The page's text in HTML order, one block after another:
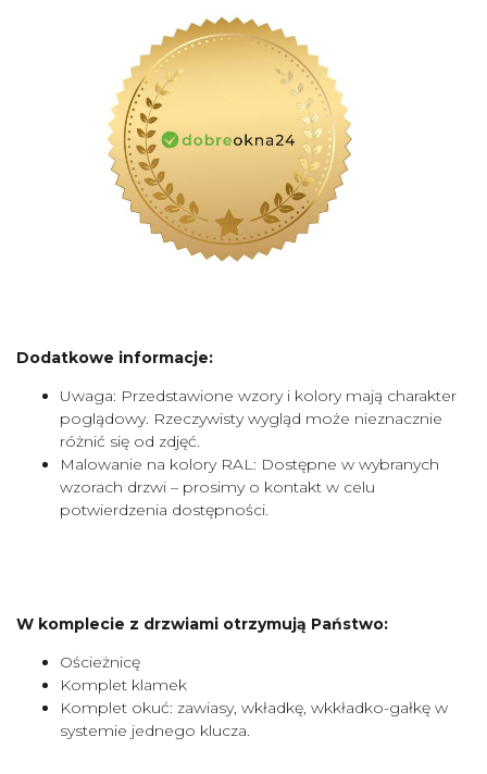
Dodatkowe informacje:
Uwaga: Przedstawione wzory i kolory mają charakter
poglądowy. Rzeczywisty wygląd może nieznacznie
różnić się od zdjęć.
Malowanie na kolory RAL: Dostępne w wybranych
wzorach drzwi – prosimy o kontakt w celu
potwierdzenia dostępności.
W komplecie z drzwiami otrzymują Państwo:
Ościeżnicę
Komplet klamek
Komplet okuć: zawiasy, wkładkę, wkkładko-gałkę w
systemie jednego klucza.